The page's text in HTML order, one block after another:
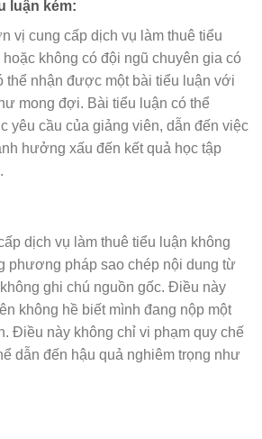
luận kém:
vị cung cấp dịch vụ làm thuê tiểu
hoặc không có đội ngũ chuyên gia có
thể nhận được một bài tiểu luận với
mong đợi. Bài tiểu luận có thể
yêu cầu của giảng viên, dẫn đến việc
hưởng xấu đến kết quả học tập
dịch vụ làm thuê tiểu luận không
phương pháp sao chép nội dung từ
ghi chú nguồn gốc. Điều này
không hề biết mình đang nộp một
Điều này không chỉ vi phạm quy chế
dẫn đến hậu quả nghiêm trọng như